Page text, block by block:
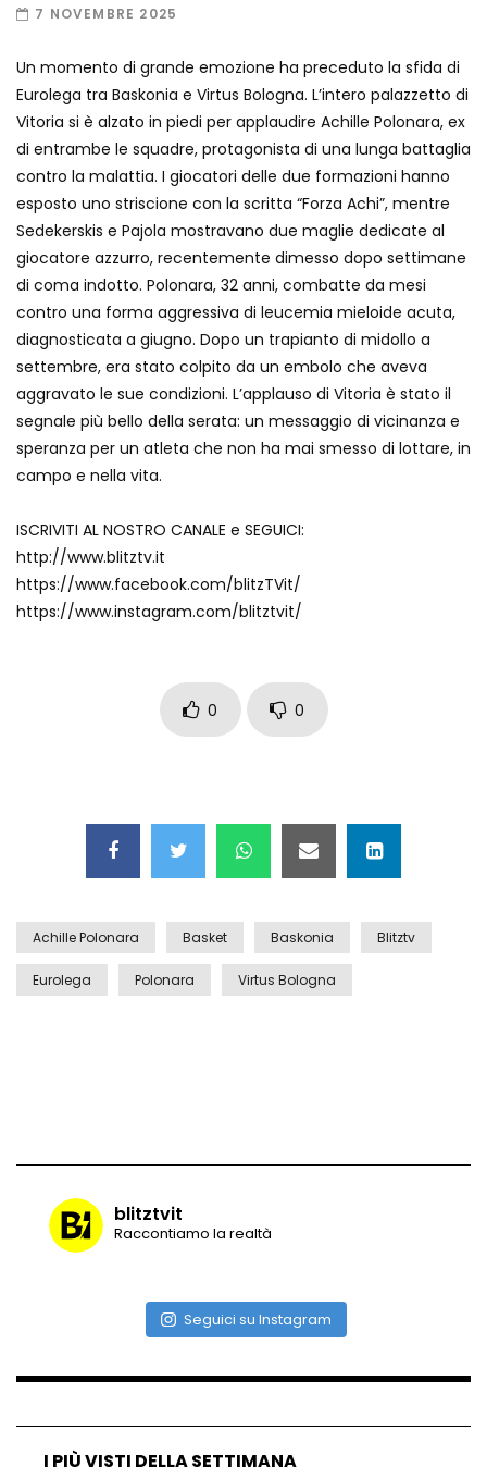
Sinner trionfa alle Atp Finals, la festa
dietro le quinte
Sinner si rilassa sul green: giornata di
golf a Torino prima delle Atp Finals
Sfottò dopo la vittoria, rissa in campo
tra ricchi tifosi arabi
Sinner sbarca in Arabia: accoglienza da
star
anche sul campo da golf
Team Europe vince la Ryder Cup di golf:
Tania Cagnotto torna al suo primo
Ryder Cup 2025, quasi pronto il campo
da golf
Il prete finisce la messa e… benedice la
Salernitana
Rissa durante l’amichevole tra Betis e
Sinner è il re di Wimbledon, ma nel
7 NOVEMBRE 2025
Un momento di grande emozione ha preceduto la sfida di
Eurolega tra Baskonia e Virtus Bologna. L’intero palazzetto di
Vitoria si è alzato in piedi per applaudire Achille Polonara, ex
di entrambe le squadre, protagonista di una lunga battaglia
contro la malattia. I giocatori delle due formazioni hanno
esposto uno striscione con la scritta “Forza Achi”, mentre
Sedekerskis e Pajola mostravano due maglie dedicate al
giocatore azzurro, recentemente dimesso dopo settimane
di coma indotto. Polonara, 32 anni, combatte da mesi
contro una forma aggressiva di leucemia mieloide acuta,
diagnosticata a giugno. Dopo un trapianto di midollo a
settembre, era stato colpito da un embolo che aveva
aggravato le sue condizioni. L’applauso di Vitoria è stato il
segnale più bello della serata: un messaggio di vicinanza e
speranza per un atleta che non ha mai smesso di lottare, in
campo e nella vita.
ISCRIVITI AL NOSTRO CANALE e SEGUICI:
http://www.blitztv.it
https://www.facebook.com/blitzTVit/
https://www.instagram.com/blitztvit/
0 0
Achille Polonara Basket Baskonia Blitztv
Eurolega Polonara Virtus Bologna
blitztvit
Raccontiamo la realtà
Seguici su Instagram
I PIÙ VISTI DELLA SETTIMANA